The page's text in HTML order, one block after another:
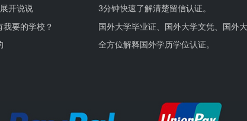
开说说
要的学校？
3分钟快速了解清楚留信认证。
国外大学毕业证、国外大学文凭、国外
全方位解释国外学历学位认证。